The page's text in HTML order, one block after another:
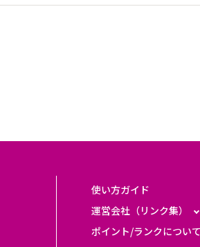
使い方ガイド
運営会社（リンク集）
ポイント/ランクについて